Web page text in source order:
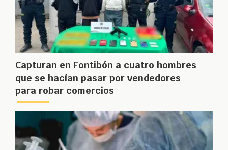
Capturan en Fontibón a cuatro hombres
que se hacían pasar por vendedores
para robar comercios